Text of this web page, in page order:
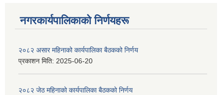
नगरकार्यपालिकाकाे निर्णयहरू
२०८२ असार महिनाको कार्यपालिका बैठकको निर्णय
प्रकाशन मिति: 2025-06-20
२०८२ जेठ महिनाको कार्यपालिका बैठकको निर्णय